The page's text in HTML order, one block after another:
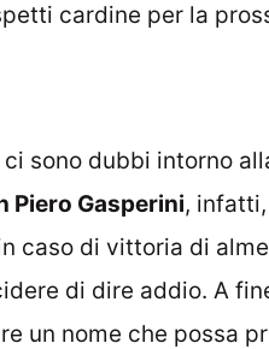
cardine per la
ci sono dubbi intorno
Piero Gasperini,
caso di vittoria di
di dire addio. A
un nome che possa